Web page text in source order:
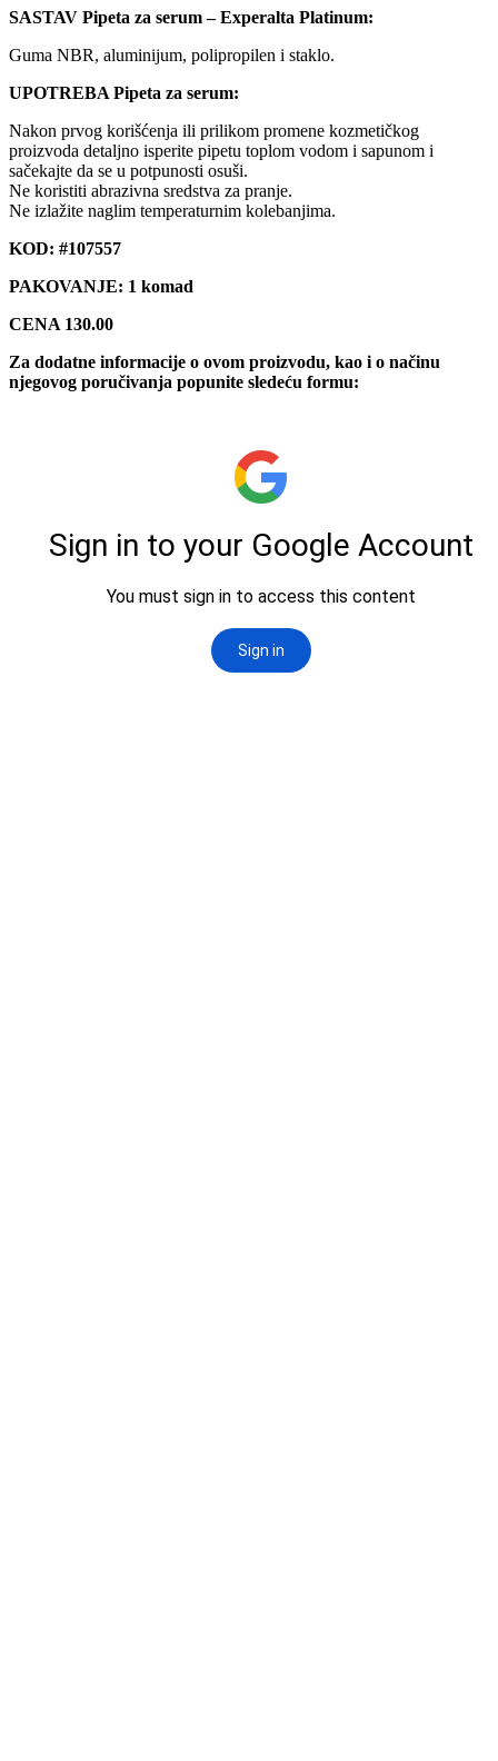
SASTAV Pipeta za serum – Experalta Platinum:
Guma NBR, aluminijum, polipropilen i staklo.
UPOTREBA Pipeta za serum:
Nakon prvog korišćenja ili prilikom promene kozmetičkog
proizvoda detaljno isperite pipetu toplom vodom i sapunom i
sačekajte da se u potpunosti osuši.
Ne koristiti abrazivna sredstva za pranje.
Ne izlažite naglim temperaturnim kolebanjima.
KOD: #107557
PAKOVANJE: 1 komad
CENA 130.00
Za dodatne informacije o ovom proizvodu, kao i o načinu
njegovog poručivanja popunite sledeću formu: